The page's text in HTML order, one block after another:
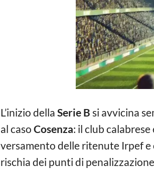
L’inizio della Serie B si avvicina
al caso Cosenza: il club
versamento delle ritenute Irpef
rischia dei punti di